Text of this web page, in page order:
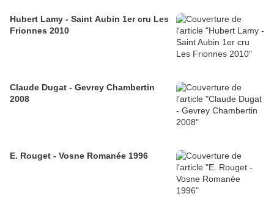
Hubert Lamy - Saint Aubin 1er cru Les
Frionnes 2010
Claude Dugat - Gevrey Chambertin
2008
E. Rouget - Vosne Romanée 1996